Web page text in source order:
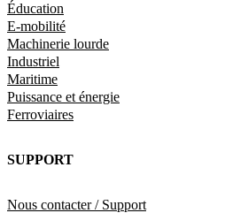
Éducation
E-mobilité
Machinerie lourde
Industriel
Maritime
Puissance et énergie
Ferroviaires
SUPPORT
Nous contacter / Support